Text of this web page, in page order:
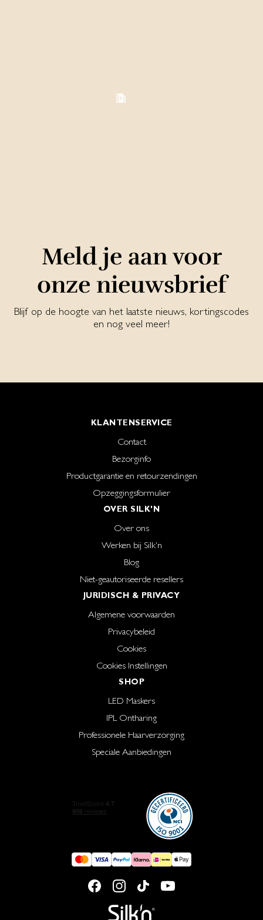
Meld je aan voor
onze nieuwsbrief
Blijf op de hoogte van het laatste nieuws, kortingscodes
en nog veel meer!
KLANTENSERVICE
Contact
Bezorginfo
Productgarantie en retourzendingen
Opzeggingsformulier
OVER SILK'N
Over ons
Werken bij Silk'n
Blog
Niet-geautoriseerde resellers
JURIDISCH & PRIVACY
Algemene voorwaarden
Privacybeleid
Cookies
Cookies Instellingen
SHOP
LED Maskers
IPL Ontharing
Professionele Haarverzorging
Speciale Aanbiedingen